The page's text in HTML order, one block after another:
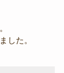
した。